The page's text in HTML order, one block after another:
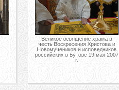
Великое освящение храма в
честь Воскресения Христова и
Новомучеников и исповедников
российских в Бутове 19 мая 2007
г.